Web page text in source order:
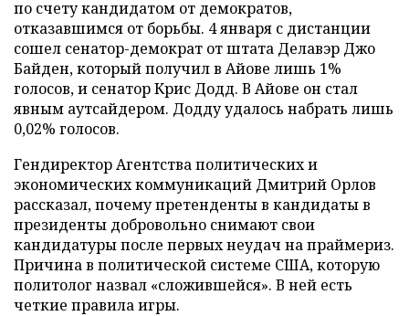
по счету кандидатом от демократов,
отказавшимся от борьбы. 4 января с дистанции
сошел сенатор-демократ от штата Делавэр Джо
Байден, который получил в Айове лишь 1%
голосов, и сенатор Крис Додд. В Айове он стал
явным аутсайдером. Додду удалось набрать лишь
0,02% голосов.
Гендиректор Агентства политических и
экономических коммуникаций Дмитрий Орлов
рассказал, почему претенденты в кандидаты в
президенты добровольно снимают свои
кандидатуры после первых неудач на праймериз.
Причина в политической системе США, которую
политолог назвал «сложившейся». В ней есть
четкие правила игры.